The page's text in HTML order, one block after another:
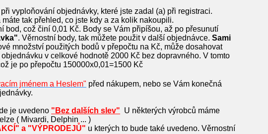
vyploňování objednávky, které jste zadal (a) při registraci.
tak přehled, co jste kdy a za kolik nakoupili.
bod, což činí 0,01 Kč. Body se Vám připíšou, až po přesunutí
. Věrnostní body, tak můžete použit v další objednávce.Sami
množství použitých bodů v přepočtu na Kč, může dosahovat
v celkové hodnotě 2000 Kč bez dopravného. V tomto
je po přepočtu 150000x0,01=1500 Kč
jménem a Heslem" před nákupem, nebo se Vám konečná
je uvedeno "Bez dalších slev" U některých výrobců máme
( Mivardi, Delphin ... )
a "VÝPRODEJŮ" u kterých to bude také uvedeno. Věrnostní